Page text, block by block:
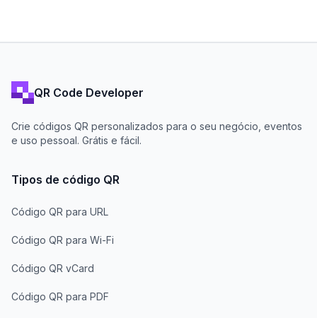
QR Code Developer
Crie códigos QR personalizados para o seu negócio, eventos
e uso pessoal. Grátis e fácil.
Tipos de código QR
Código QR para URL
Código QR para Wi-Fi
Código QR vCard
Código QR para PDF